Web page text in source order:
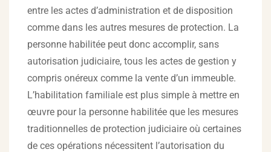
entre les actes d’administration et de disposition
comme dans les autres mesures de protection. La
personne habilitée peut donc accomplir, sans
autorisation judiciaire, tous les actes de gestion y
compris onéreux comme la vente d’un immeuble.
L’habilitation familiale est plus simple à mettre en
œuvre pour la personne habilitée que les mesures
traditionnelles de protection judiciaire où certaines
de ces opérations nécessitent l’autorisation du